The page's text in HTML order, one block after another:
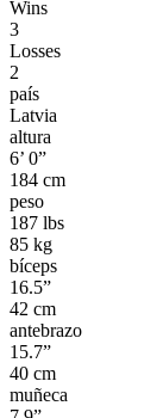
Wins
3
Losses
2
país
Latvia
altura
6’ 0”
184 cm
peso
187 lbs
85 kg
bíceps
16.5”
42 cm
antebrazo
15.7”
40 cm
muñeca